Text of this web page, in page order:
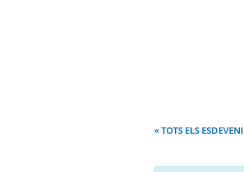
« TOTS ELS